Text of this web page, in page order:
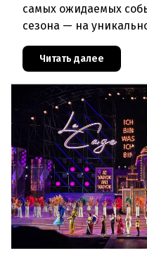
самых ожидаемых
сезона — на
римской
Margarethen) прошла
Читать далее